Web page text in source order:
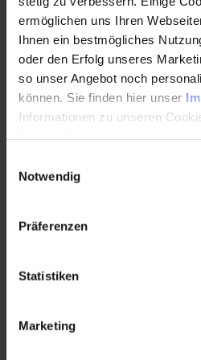
ermöglichen uns Ihren
Ihnen ein bestmögliches
oder den Erfolg unseres
so unser Angebot noch
können. Sie finden hier unser
Informationen zu unseren
Notwendig
Präferenzen
Statistiken
Marketing
Neues
Der traditionelle VDI-
vom 03. bis 04. April sein völlig
Veranstaltungskonzept: Mehr
Programmpunkte und
konzeptioniert. Basis für die
detaillierte Befragung der
Was ist neu?
Automobile Trends und
Area
Interaktive
kunststofftechnischen